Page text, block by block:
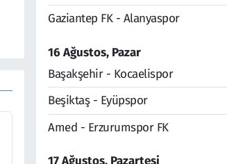
Gaziantep FK - Alanyaspor
16 Ağustos, Pazar
Başakşehir - Kocaelispor
Beşiktaş - Eyüpspor
Amed - Erzurumspor FK
17 Ağustos, Pazartesi